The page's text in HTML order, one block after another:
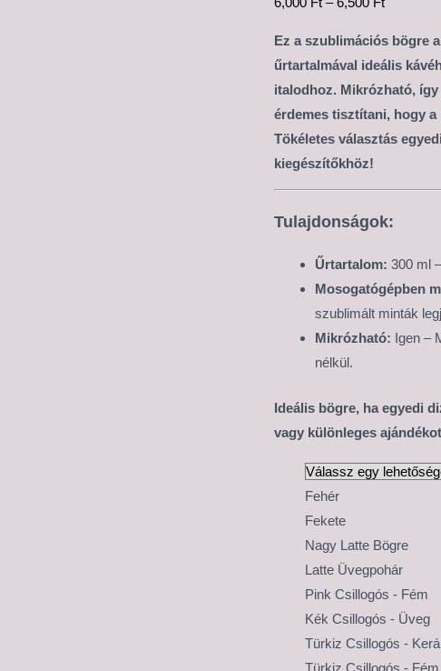
Ez a szublimációs bögre
űrtartalmával ideális
italodhoz. Mikrózható, így
érdemes tisztítani, hogy
Tökéletes választás
kiegészítőkhöz!
Tulajdonságok:
Űrtartalom: 300 ml
Mosogatógépben
szublimált minták
Mikrózható: Igen –
nélkül.
Ideális bögre, ha egyedi
vagy különleges
Fehér
Fekete
Nagy Latte Bögre
Latte Üvegpohár
Pink Csillogós - Fém
Kék Csillogós - Üveg
Türkiz Csillogós -
Türkiz Csillogós - Fém